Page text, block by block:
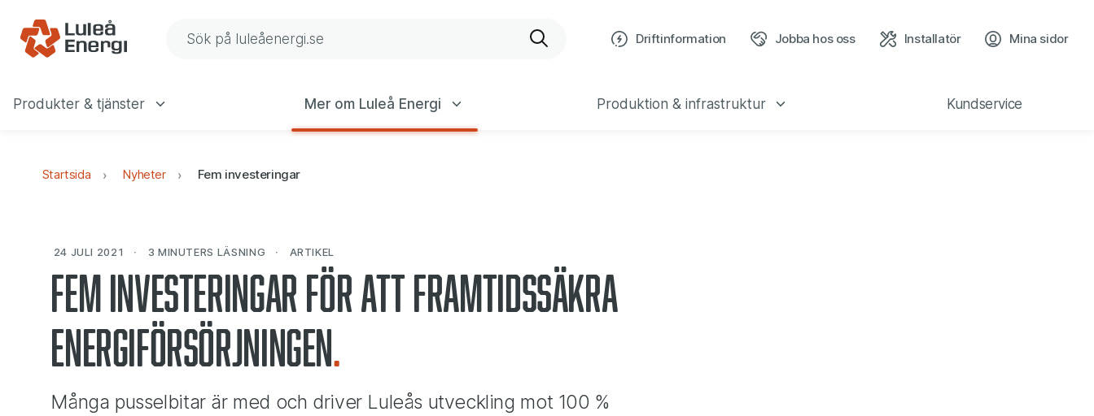
Gå till navigering
Gå till innehåll Sök på Luleå Energis webbplats Driftinformation Jobba hos oss Installatör
Mina sidor
Huvudmeny
Produkter & tjänster Mer om Luleå Energi Produktion & infrastruktur Kundservice
Startsida Nyheter Fem investeringar
24 JULI 2021 3 MINUTERS LÄSNING ARTIKEL
Fem investeringar för att framtidssäkra
energiförsörjningen
Många pusselbitar är med och driver Luleås utveckling mot 100 %